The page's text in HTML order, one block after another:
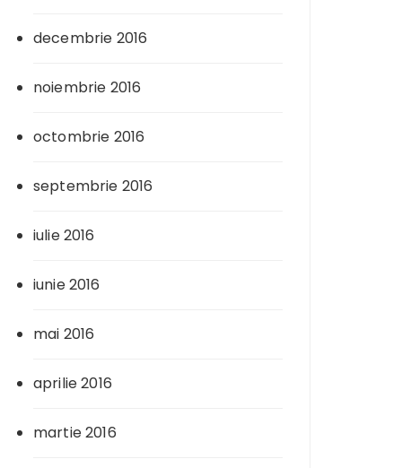
decembrie 2016
noiembrie 2016
octombrie 2016
septembrie 2016
iulie 2016
iunie 2016
mai 2016
aprilie 2016
martie 2016